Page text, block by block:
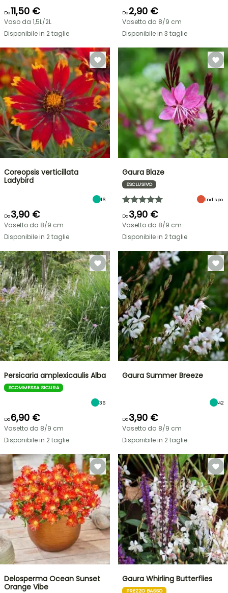
Da11,50 €
Vaso da 1,5L/2L
Disponibile in 2 taglie
Da2,90 €
Vasetto da 8/9 cm
Disponibile in 3 taglie
Coreopsis verticillata
Ladybird
16
Da3,90 €
Vasetto da 8/9 cm
Disponibile in 2 taglie
Gaura Blaze
ESCLUSIVO
Indispo.
Da3,90 €
Vasetto da 8/9 cm
Disponibile in 2 taglie
Persicaria amplexicaulis Alba
SCOMMESSA SICURA
36
Da6,90 €
Vasetto da 8/9 cm
Disponibile in 2 taglie
Gaura Summer Breeze
42
Da3,90 €
Vasetto da 8/9 cm
Disponibile in 2 taglie
Delosperma Ocean Sunset
Orange Vibe
Gaura Whirling Butterflies
PREZZO BASSO